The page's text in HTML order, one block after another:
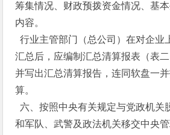
筹集情况、财政预拨资金情况、基
内容。
行业主管部门（总公司）在对企业
汇总后，应编制汇总清算报表（表二
并写出汇总清算报告，连同软盘一
算。
六、按照中央有关规定与党政机关
和军队、武警及政法机关移交中央